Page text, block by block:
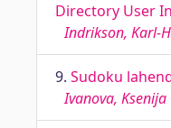
Directory User
Indrikson, Karl-
9. Sudoku
Ivanova, Ksenija